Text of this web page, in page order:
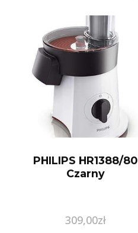
PHILIPS HR1388/80
Czarny
309,00zł